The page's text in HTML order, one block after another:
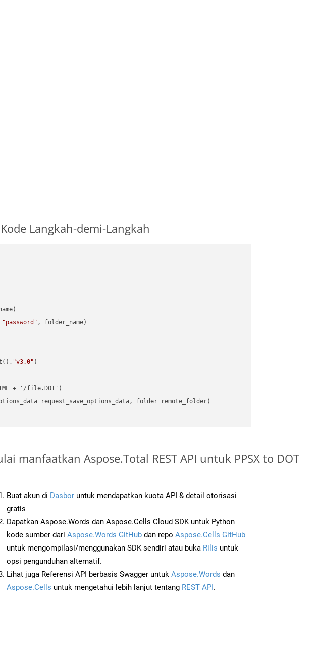
Langkah-demi-Langkah
"password" , folder_name)
"v3.0" )
+ '/file.DOT')
folder=remote_folder)
manfaatkan Aspose.Total REST API untuk PPSX to DOT
Buat akun di Dasbor untuk mendapatkan kuota API & detail otorisasi
gratis
Dapatkan Aspose.Words dan Aspose.Cells Cloud SDK untuk Python
kode sumber dari Aspose.Words GitHub dan repo Aspose.Cells GitHub
untuk mengompilasi/menggunakan SDK sendiri atau buka Rilis untuk
opsi pengunduhan alternatif.
Lihat juga Referensi API berbasis Swagger untuk Aspose.Words dan
Aspose.Cells untuk mengetahui lebih lanjut tentang REST API.